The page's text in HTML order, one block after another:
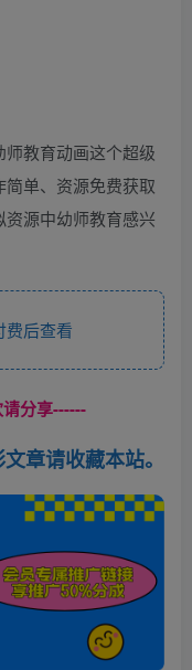
教育动画这个超级
单、资源免费获取
源中幼师教育感兴
后查看
分享------
章请收藏本站。